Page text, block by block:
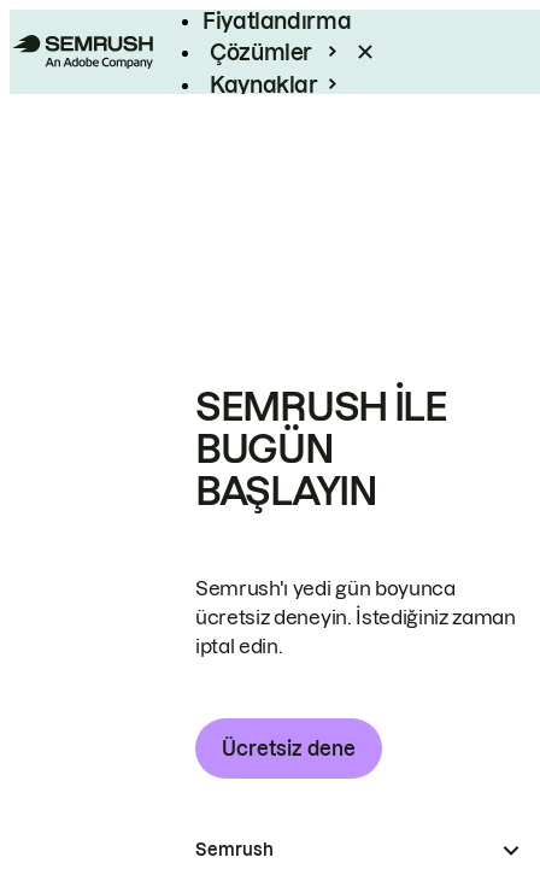
Fiyatlandırma
Çözümler
Kaynaklar
SEMRUSH ILE
BUGÜN
BAŞLAYIN
Semrush'ı yedi gün boyunca
ücretsiz deneyin. İstediğiniz zaman
iptal edin.
Ücretsiz dene
Semrush